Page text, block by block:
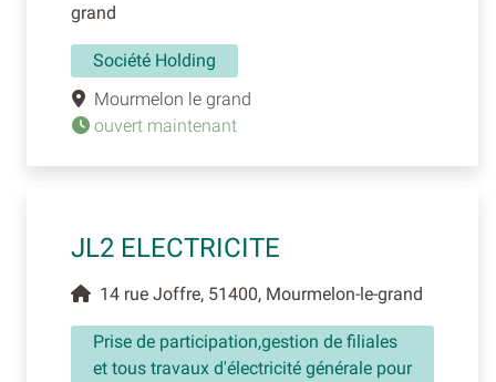
grand
Société Holding
Mourmelon le grand
ouvert maintenant
JL2 ELECTRICITE
14 rue Joffre, 51400, Mourmelon-le-grand
Prise de participation,gestion de filiales
et tous travaux d'électricité générale pour